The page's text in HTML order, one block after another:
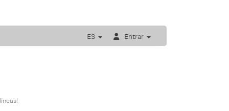
ES Entrar